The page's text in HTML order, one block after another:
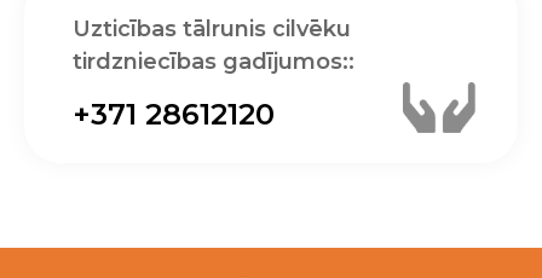
Uzticības tālrunis cilvēku
tirdzniecības gadījumos::
+371 28612120